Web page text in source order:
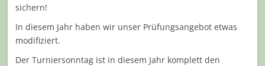
sichern!
In diesem Jahr haben wir unser Prüfungsangebot etwas
modifiziert.
Der Turniersonntag ist in diesem Jahr komplett den